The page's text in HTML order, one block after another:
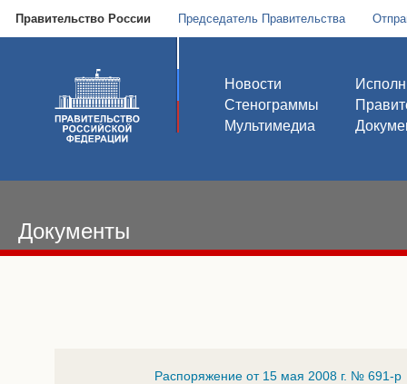
Правительство России Председатель Правительства
Новости
Стенограммы
Мультимедиа
Документы
Распоряжение от 15 мая 2008 г. № 691-р